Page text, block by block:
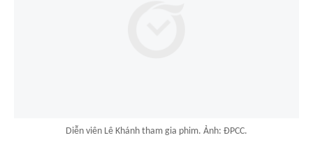
Diễn viên Lê Khánh tham gia phim. Ảnh: ĐPCC.